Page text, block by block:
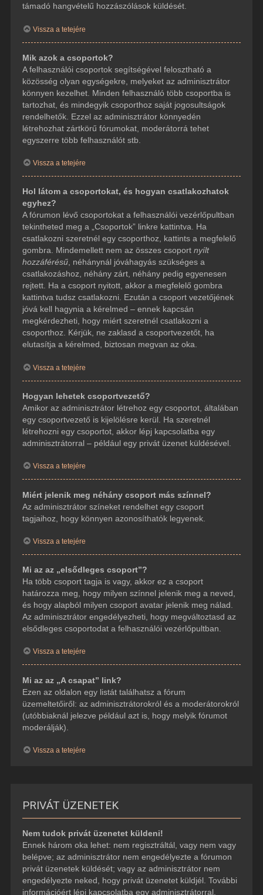
támadó hangvételű hozzászólások küldését.
Vissza a tetejére
Mik azok a csoportok?
A felhasználói csoportok segítségével felosztható a
közösség olyan egységekre, melyeket az adminisztrátor
könnyen kezelhet. Minden felhasználó több csoportba is
tartozhat, és mindegyik csoporthoz saját jogosultságok
rendelhetők. Ezzel az adminisztrátor könnyedén
létrehozhat zártkörű fórumokat, moderátorrá tehet
egyszerre több felhasználót stb.
Vissza a tetejére
Hol látom a csoportokat, és hogyan csatlakozhatok
egyhez?
A fórumon lévő csoportokat a felhasználói vezérlőpultban
tekintheted meg a „Csoportok” linkre kattintva. Ha
csatlakozni szeretnél egy csoporthoz, kattints a megfelelő
gombra. Mindemellett nem az összes csoport nyílt
hozzáférésű, néhánynál jóváhagyás szükséges a
csatlakozáshoz, néhány zárt, néhány pedig egyenesen
rejtett. Ha a csoport nyitott, akkor a megfelelő gombra
kattintva tudsz csatlakozni. Ezután a csoport vezetőjének
jóvá kell hagynia a kérelmed – ennek kapcsán
megkérdezheti, hogy miért szeretnél csatlakozni a
csoporthoz. Kérjük, ne zaklasd a csoportvezetőt, ha
elutasítja a kérelmed, biztosan megvan az oka.
Vissza a tetejére
Hogyan lehetek csoportvezető?
Amikor az adminisztrátor létrehoz egy csoportot, általában
egy csoportvezető is kijelölésre kerül. Ha szeretnél
létrehozni egy csoportot, akkor lépj kapcsolatba egy
adminisztrátorral – például egy privát üzenet küldésével.
Vissza a tetejére
Miért jelenik meg néhány csoport más színnel?
Az adminisztrátor színeket rendelhet egy csoport
tagjaihoz, hogy könnyen azonosíthatók legyenek.
Vissza a tetejére
Mi az az „elsődleges csoport”?
Ha több csoport tagja is vagy, akkor ez a csoport
határozza meg, hogy milyen színnel jelenik meg a neved,
és hogy alapból milyen csoport avatar jelenik meg nálad.
Az adminisztrátor engedélyezheti, hogy megváltoztasd az
elsődleges csoportodat a felhasználói vezérlőpultban.
Vissza a tetejére
Mi az az „A csapat” link?
Ezen az oldalon egy listát találhatsz a fórum
üzemeltetőiről: az adminisztrátorokról és a moderátorokról
(utóbbiaknál jelezve például azt is, hogy melyik fórumot
moderálják).
Vissza a tetejére
PRIVÁT ÜZENETEK
Nem tudok privát üzenetet küldeni!
Ennek három oka lehet: nem regisztráltál, vagy nem vagy
belépve; az adminisztrátor nem engedélyezte a fórumon
privát üzenetek küldését; vagy az adminisztrátor nem
engedélyezte neked, hogy privát üzenetet küldjél. További
információért lépj kapcsolatba egy adminisztrátorral.